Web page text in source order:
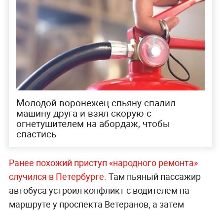
Молодой воронежец спьяну спалил
машину друга и взял скорую с
огнетушителем на абордаж, чтобы
спастись
Ранее похожий приступ «народного ремонта»
случился в Петербурге. Там пьяный пассажир
автобуса устроил конфликт с водителем на
маршруте у проспекта Ветеранов, а затем